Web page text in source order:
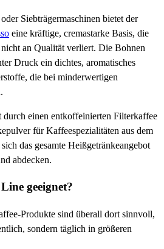
Siebträgermaschinen bietet der
eine kräftige, cremastarke Basis, die
an Qualität verliert. Die Bohnen
Druck ein dichtes, aromatisches
die bei minderwertigen
einen entkoffeinierten Filterkaffee
für Kaffeespezialitäten aus dem
das gesamte Heißgetränkeangebot
abdecken.
geeignet?
Produkte sind überall dort sinnvoll,
sondern täglich in größeren